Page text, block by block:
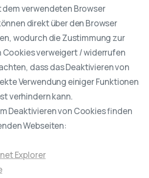
verwendeten Browser
direkt über den Browser
wodurch die Zustimmung zur
Cookies verweigert / widerrufen
dass das Deaktivieren von
Verwendung einiger Funktionen
verhindern kann.
Deaktivieren von Cookies finden
Webseiten:
Explorer